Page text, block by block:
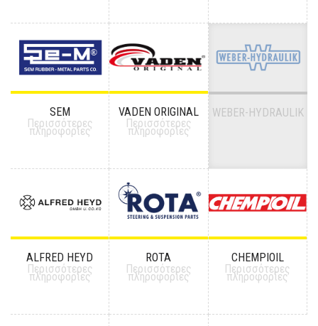
SEM
Περισσότερες
πληροφορίες
VADEN ORIGINAL
Περισσότερες
πληροφορίες
WEBER-HYDRAULIK
ALFRED HEYD
Περισσότερες
πληροφορίες
ROTA
Περισσότερες
πληροφορίες
CHEMPIOIL
Περισσότερες
πληροφορίες